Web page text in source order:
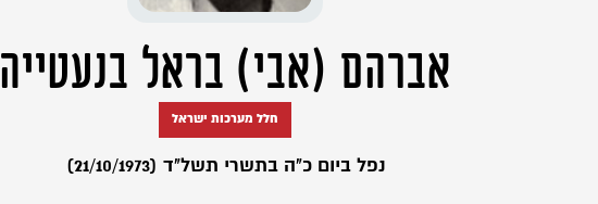
אברהם (אבי) בראל בנעטייה
חלל מערכות ישראל
נפל ביום כ"ה בתשרי תשל"ד (21/10/1973)